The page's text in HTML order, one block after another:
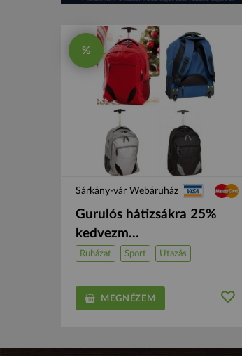
%
Sárkány-vár Webáruház
Gurulós hátizsákra 25%
kedvezm...
Ruházat Sport Utazás
MEGNÉZEM